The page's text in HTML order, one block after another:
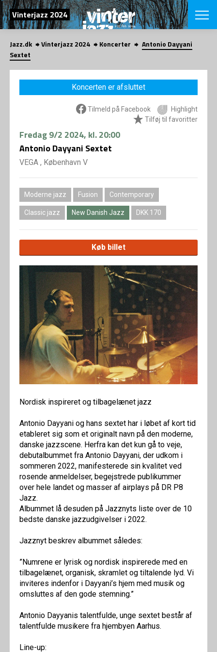
SØG
Vinterjazz 2024
English
VÆLG
VINTERJAZZ
Temaer
LOCATIONS
Venues &
Jazz.dk Vinterjazz 2024 Koncerter
Antonio Dayyani
Sextet
Koncerten er afsluttet
Tilmeld på Facebook
Highlight
Tilføj til favoritter
Fredag9/2 2024, kl. 20:00
Antonio Dayyani Sextet
VEGA , København V
Moderne jazz Fusion Contemporary
Classic jazz New Danish Jazz DKK 170
Køb billet
Nordisk inspireret og tilbagelænet jazz
Antonio Dayyani og hans sextet har i løbet af kort tid
etableret sig som et originalt navn på den moderne,
danske jazzscene. Herfra kan det kun gå to veje,
debutalbummet fra Antonio Dayyani, der udkom i
sommeren 2022, manifesterede sin kvalitet ved
rosende anmeldelser, begejstrede publikummer
over hele landet og masser af airplays på DR P8
Jazz.
Albummet lå desuden på Jazznyts liste over de 10
bedste danske jazzudgivelser i 2022.
Jazznyt beskrev albummet således:
”Numrene er lyrisk og nordisk inspirerede med en
tilbagelænet, organisk, skramlet og tiltalende lyd. Vi
inviteres indenfor i Dayyani’s hjem med musik og
omsluttes af den gode stemning.”
Antonio Dayyanis talentfulde, unge sextet består af
talentfulde musikere fra hjembyen Aarhus.
Line-up: